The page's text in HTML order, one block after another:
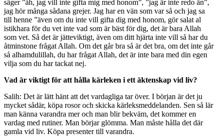
säger ”åh, jag vill inte gifta mig med honom”, ”jag är inte redo än”,
jag hör många sådana grejer. Jag har en vän som var så och jag sa
till henne ”även om du inte vill gifta dig med honom, gör salat al
istikhara för du vet inte vad som är bäst för dig, det är bara Allah
som vet. Så det är jätteviktigt, även om ditt hjärta inte vill så har du
åtminstone frågat Allah. Om det går bra så är det bra, om det inte går
så alhamdulillah, du har frågat Allah, det är inte bara med din egen
vilja som du har tackat nej.
Vad är viktigt för att hålla kärleken i ett äktenskap vid liv?
Salih: Det är lätt hänt att det vardagliga tar över. I början är det ju
mycket sådär, köpa rosor och skicka kärleksmeddelanden. Sen så lär
man känna varandra mer och man blir bekväm, det kommer en
vardag med rutiner. Man börjar glömma. Man måste hålla det där
gamla vid liv. Köpa presenter till varandra.